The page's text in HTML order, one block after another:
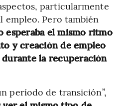
particularmente
empleo. Pero también
esperaba el mismo ritmo
y creación de empleo
la recuperación
período de transición”,